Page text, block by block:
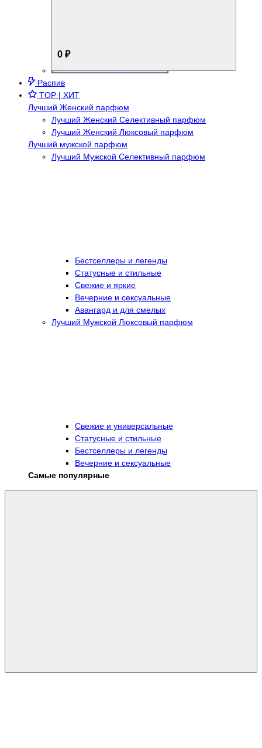
0 ₽
Распив
TOP | ХИТ
Лучший Женский парфюм
Лучший Женский Селективный парфюм
Лучший Женский Люксовый парфюм
Лучший мужской парфюм
Лучший Мужской Селективный парфюм
Бестселлеры и легенды
Статусные и стильные
Свежие и яркие
Вечерние и сексуальные
Авангард и для смелых
Лучший Мужской Люксовый парфюм
Свежие и универсальные
Статусные и стильные
Бестселлеры и легенды
Вечерние и сексуальные
Самые популярные